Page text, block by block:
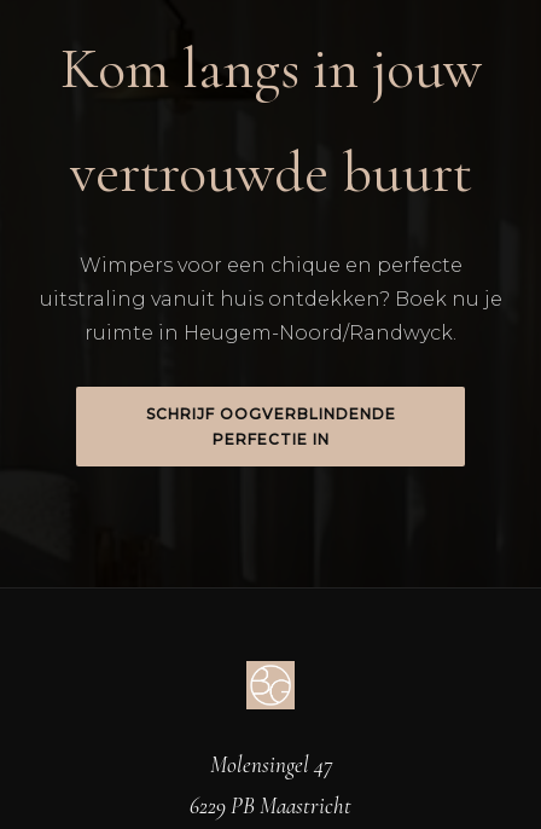
Kom langs in jouw
vertrouwde buurt
Wimpers voor een chique en perfecte
uitstraling vanuit huis ontdekken? Boek nu je
ruimte in Heugem-Noord/Randwyck.
SCHRIJF OOGVERBLINDENDE
PERFECTIE IN
Molensingel 47
6229 PB Maastricht